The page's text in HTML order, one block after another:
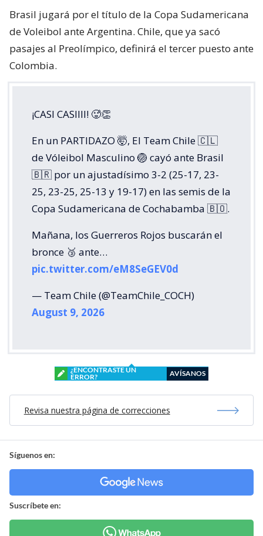
Brasil jugará por el título de la Copa Sudamericana
de Voleibol ante Argentina. Chile, que ya sacó
pasajes al Preolímpico, definirá el tercer puesto ante
Colombia.
¡CASI CASIIII! 🥵👏
En un PARTIDAZO 🤯, El Team Chile 🇨🇱
de Vóleibol Masculino 🏐 cayó ante Brasil
🇧🇷 por un ajustadísimo 3-2 (25-17, 23-
25, 23-25, 25-13 y 19-17) en las semis de la
Copa Sudamericana de Cochabamba 🇧🇴.
Mañana, los Guerreros Rojos buscarán el
bronce 🥉 ante…
pic.twitter.com/eM8SeGEV0d
— Team Chile (@TeamChile_COCH)
August 9, 2026
¿ENCONTRASTE UN
ERROR?
AVÍSANOS
Revisa nuestra página de correcciones
Síguenos en:
Suscríbete en: